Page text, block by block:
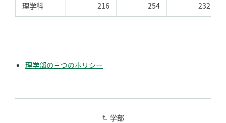
理学科 216 254 232
理学部の三つのポリシー
学部